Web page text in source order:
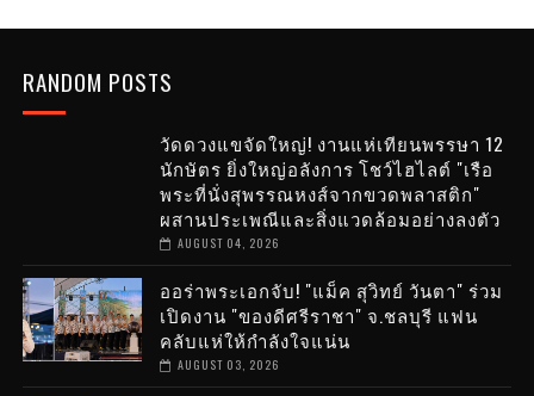
RANDOM POSTS
วัดดวงแขจัดใหญ่! งานแห่เทียนพรรษา 12
นักษัตร ยิ่งใหญ่อลังการ โชว์ไฮไลต์ "เรือ
พระที่นั่งสุพรรณหงส์จากขวดพลาสติก"
ผสานประเพณีและสิ่งแวดล้อมอย่างลงตัว
AUGUST 04, 2026
ออร่าพระเอกจับ! "แม็ค สุวิทย์ วันตา" ร่วม
เปิดงาน "ของดีศรีราชา" จ.ชลบุรี แฟน
คลับแห่ให้กำลังใจแน่น
AUGUST 03, 2026